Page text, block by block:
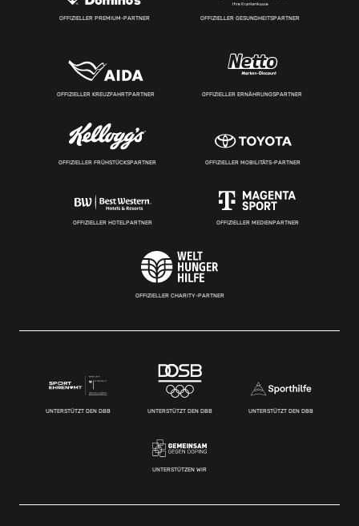
OFFIZIELLER PREMIUM-PARTNER OFFIZIELLER GESUNDHEITSPARTNER
OFFIZIELLER KREUZFAHRTPARTNER OFFIZIELLER ERNÄHRUNGSPARTNER
OFFIZIELLER FRÜHSTÜCKSPARTNER OFFIZIELLER MOBILITÄTS-PARTNER
OFFIZIELLER HOTELPARTNER OFFIZIELLER MEDIENPARTNER
OFFIZIELLER CHARITY-PARTNER
UNTERSTÜTZT DEN DBB UNTERSTÜTZT DEN DBB UNTERSTÜTZT DEN DBB
UNTERSTÜTZEN WIR